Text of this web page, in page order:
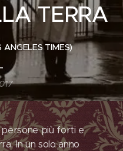
TERRA
TIMES)
persone più forti e
In un solo anno